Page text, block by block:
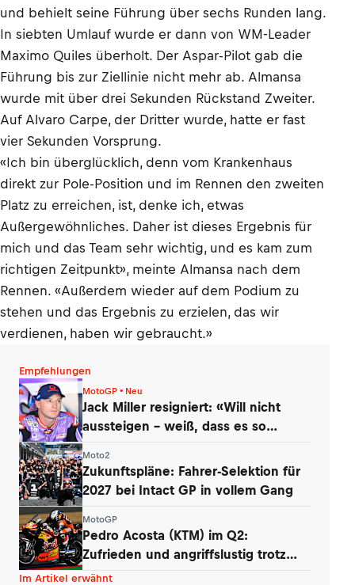
und behielt seine Führung über sechs Runden lang.
In siebten Umlauf wurde er dann von WM-Leader
Maximo Quiles überholt. Der Aspar-Pilot gab die
Führung bis zur Ziellinie nicht mehr ab. Almansa
wurde mit über drei Sekunden Rückstand Zweiter.
Auf Alvaro Carpe, der Dritter wurde, hatte er fast
vier Sekunden Vorsprung.
«Ich bin überglücklich, denn vom Krankenhaus
direkt zur Pole-Position und im Rennen den zweiten
Platz zu erreichen, ist, denke ich, etwas
Außergewöhnliches. Daher ist dieses Ergebnis für
mich und das Team sehr wichtig, und es kam zum
richtigen Zeitpunkt», meinte Almansa nach dem
Rennen. «Außerdem wieder auf dem Podium zu
stehen und das Ergebnis zu erzielen, das wir
verdienen, haben wir gebraucht.»
Empfehlungen
MotoGP • Neu
Jack Miller resigniert: «Will nicht
aussteigen – weiß, dass es so
Moto2
Zukunftspläne: Fahrer-Selektion für
2027 bei Intact GP in vollem Gang
MotoGP
Pedro Acosta (KTM) im Q2:
Zufrieden und angriffslustig trotz
zweier Stürze
Im Artikel erwähnt